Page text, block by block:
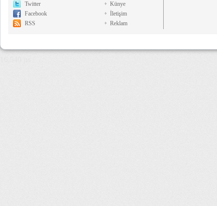
Twitter
Facebook
RSS
Künye
İletişim
Reklam